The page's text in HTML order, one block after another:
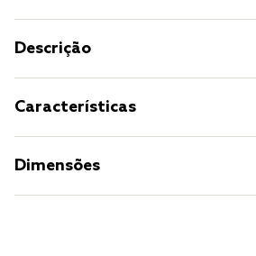
Descrição
Características
Dimensões